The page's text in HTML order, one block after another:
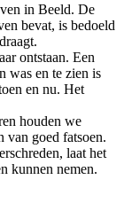
in Beeld. De
bevat, is bedoeld
ontstaan. Een
was en te zien is
en nu. Het
houden we
van goed fatsoen.
laat het
kunnen nemen.